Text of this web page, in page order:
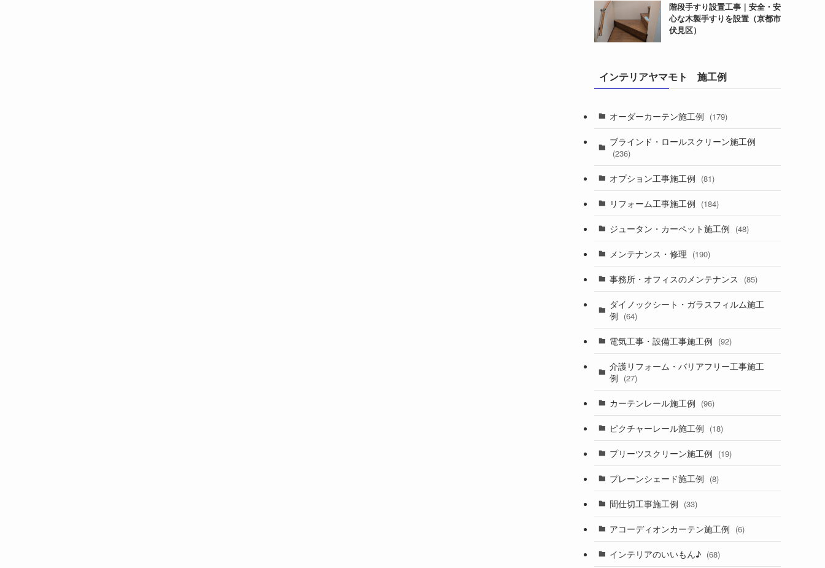
階段手すり設置工事｜安全・安
心な木製手すりを設置（京都市
伏見区）
インテリアヤマモト 施工例
オーダーカーテン施工例 (179)
ブラインド・ロールスクリーン施工例
(236)
オプション工事施工例 (81)
リフォーム工事施工例 (184)
ジュータン・カーペット施工例 (48)
メンテナンス・修理 (190)
事務所・オフィスのメンテナンス (85)
ダイノックシート・ガラスフィルム施工
例 (64)
電気工事・設備工事施工例 (92)
介護リフォーム・バリアフリー工事施工
例 (27)
カーテンレール施工例 (96)
ピクチャーレール施工例 (18)
プリーツスクリーン施工例 (19)
プレーンシェード施工例 (8)
間仕切工事施工例 (33)
アコーディオンカーテン施工例 (6)
インテリアのいいもん♪ (68)